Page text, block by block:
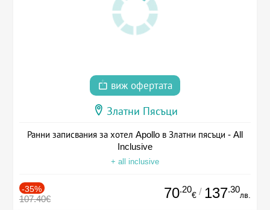
виж офертата
Златни Пясъци
Ранни записвания за хотел Apollo в Златни пясъци - All
Inclusive
+ all inclusive
-35%
107.40€ 70.20
€ / 137.30
лв.